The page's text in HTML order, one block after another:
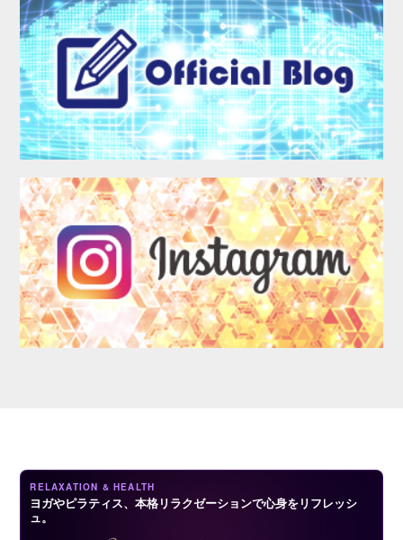
RELAXATION & HEALTH
ヨガやピラティス、本格リラクゼーションで心身をリフレッシ
ュ。